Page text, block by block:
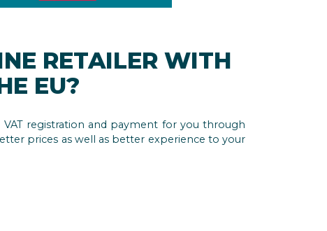
RETAILER WITH
EU?
registration and payment for you through
prices as well as better experience to your